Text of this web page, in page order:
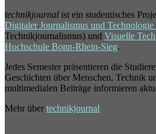
technikjournal ist ein studentisches
Digitaler Journalismus und Technologie
Technikjournalismus) und Visuelle
Hochschule Bonn-Rhein-Sieg.
Jedes Semester präsentieren die
Geschichten über Menschen, Technik
multimedialen Beiträge informieren
Mehr über technikjournal